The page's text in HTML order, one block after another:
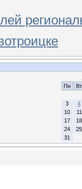
Пн
Вт
3
4
10
11
17
18
24
25
31